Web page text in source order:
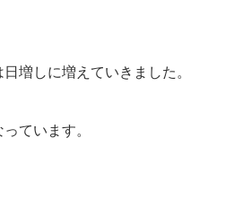
増しに増えていきました。
ています。